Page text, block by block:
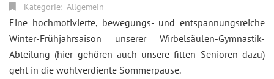
Eine hochmotivierte, bewegungs- und entspannungsreiche
Winter-Frühjahrsaison unserer Wirbelsäulen-Gymnastik-
Abteilung (hier gehören auch unsere fitten Senioren dazu)
geht in die wohlverdiente Sommerpause.
Kategorie: Allgemein